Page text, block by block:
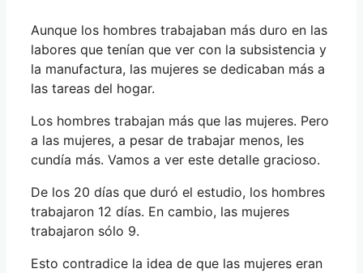
Aunque los hombres trabajaban más duro en las
labores que tenían que ver con la subsistencia y
la manufactura, las mujeres se dedicaban más a
las tareas del hogar.
Los hombres trabajan más que las mujeres. Pero
a las mujeres, a pesar de trabajar menos, les
cundía más. Vamos a ver este detalle gracioso.
De los 20 días que duró el estudio, los hombres
trabajaron 12 días. En cambio, las mujeres
trabajaron sólo 9.
Esto contradice la idea de que las mujeres eran